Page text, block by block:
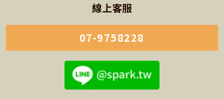
線上客服
07-9758228